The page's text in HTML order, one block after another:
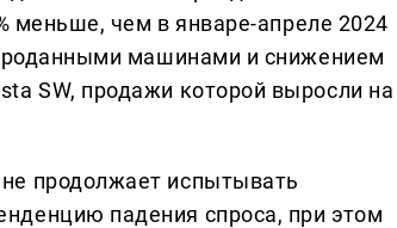
меньше, чем в январе-апреле 2024
машинами и снижением
SW, продажи которой выросли на
продолжает испытывать
падения спроса, при этом